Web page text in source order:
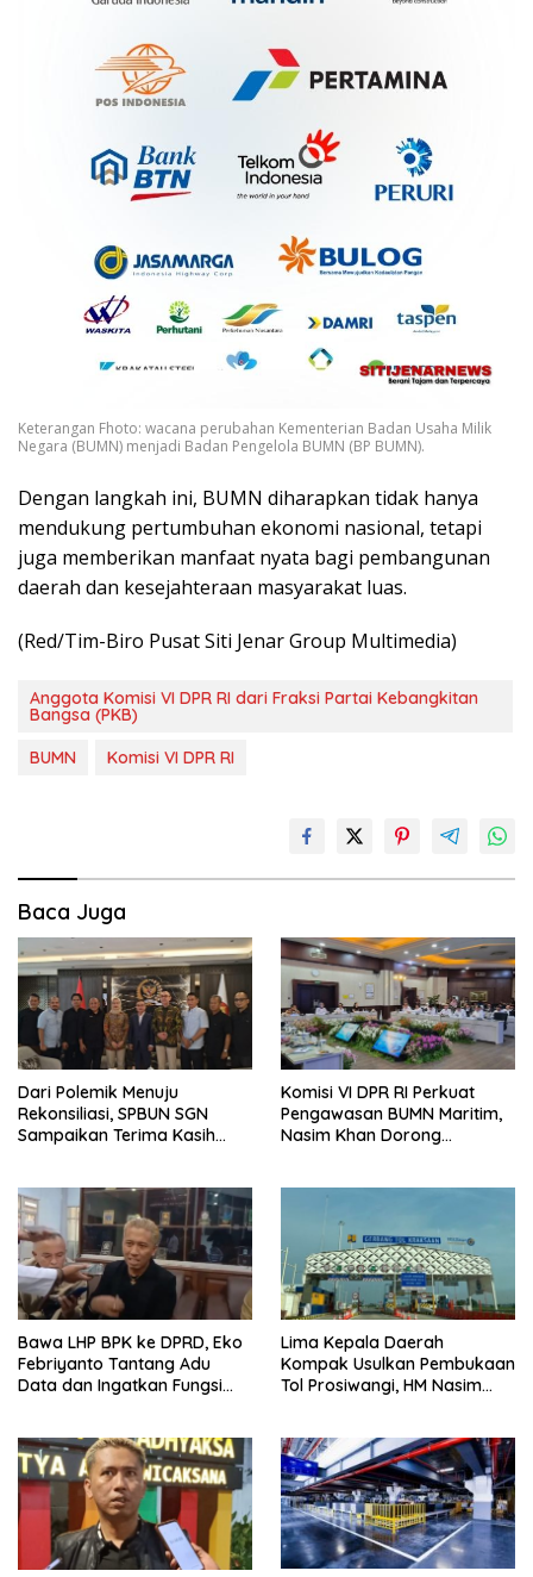
Keterangan Fhoto: wacana perubahan Kementerian Badan Usaha Milik
Negara (BUMN) menjadi Badan Pengelola BUMN (BP BUMN).
Dengan langkah ini, BUMN diharapkan tidak hanya
mendukung pertumbuhan ekonomi nasional, tetapi
juga memberikan manfaat nyata bagi pembangunan
daerah dan kesejahteraan masyarakat luas.
(Red/Tim-Biro Pusat Siti Jenar Group Multimedia)
Anggota Komisi VI DPR RI dari Fraksi Partai Kebangkitan
Bangsa (PKB)
BUMN
Komisi VI DPR RI
Baca Juga
Dari Polemik Menuju
Rekonsiliasi, SPBUN SGN
Sampaikan Terima Kasih
Perselisihan
Komisi VI DPR RI Perkuat
Pengawasan BUMN Maritim,
Nasim Khan Dorong
Bawa LHP BPK ke DPRD, Eko
Febriyanto Tantang Adu
Data dan Ingatkan Fungsi
Lima Kepala Daerah
Kompak Usulkan Pembukaan
Tol Prosiwangi, HM Nasim